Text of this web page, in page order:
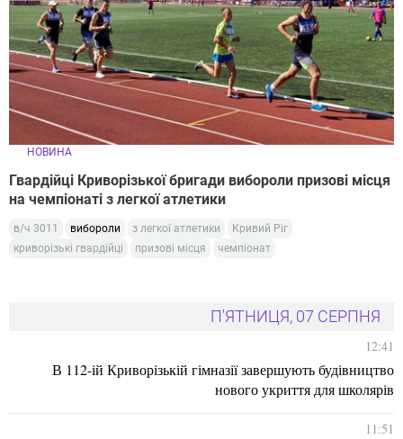
НОВИНА
Гвардійці Криворізької бригади вибороли призові місця
на чемпіонаті з легкої атлетики
в/ч 3011 вибороли з легкої атлетики
Кривий Ріг
криворізькі гвардійці
призові місця чемпіонат
П'ЯТНИЦЯ, 07 СЕРПНЯ
12:41
В 112-ій Криворізькій гімназії завершують будівництво
нового укриття для школярів
11:51